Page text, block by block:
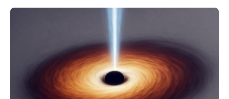
Quantenmotoren voranbringen. Das
Wissenschaftsjournal Science Advances veröffentlichte
die Herleitung. (DOI: 10.1126/sciadv.adw8462)
Verbrennungsmotoren oder Dampfturbinen sind
Wärmekraftmaschinen: Sie wandeln thermische